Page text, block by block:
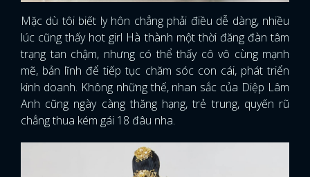
Mặc dù tôi biết ly hôn chẳng phải điều dễ dàng, nhiều
lúc cũng thấy hot girl Hà thành một thời đăng đàn tâm
trạng tan chậm, nhưng có thể thấy cô vô cùng mạnh
mẽ, bản lĩnh để tiếp tục chăm sóc con cái, phát triển
kinh doanh. Không những thế, nhan sắc của Diệp Lâm
Anh cũng ngày càng thăng hạng, trẻ trung, quyến rũ
chẳng thua kém gái 18 đâu nha.